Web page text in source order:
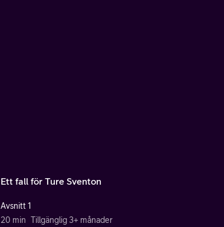
Ett fall för Ture Sventon
Avsnitt 1
20 min Tillgänglig 3+ månader